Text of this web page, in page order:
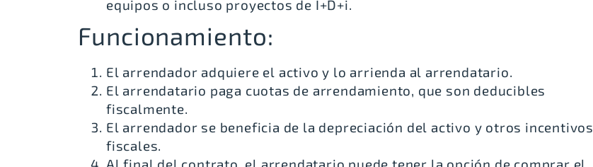
equipos o incluso proyectos de I+D+i.
Funcionamiento:
El arrendador adquiere el activo y lo arrienda al arrendatario.
El arrendatario paga cuotas de arrendamiento, que son deducibles
fiscalmente.
El arrendador se beneficia de la depreciación del activo y otros incentivos
fiscales.